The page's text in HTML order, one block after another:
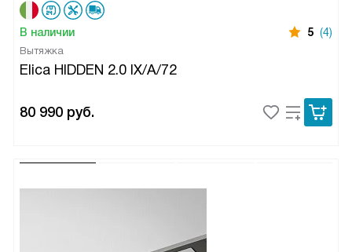
В наличии 5 (4)
Вытяжка
Elica HIDDEN 2.0 IX/A/72
80 990 руб.